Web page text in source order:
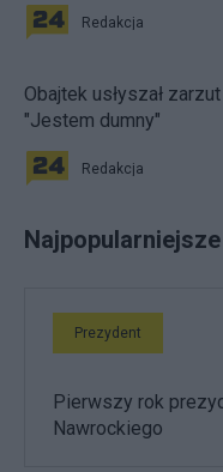
Redakcja
Obajtek usłyszał
"Jestem dumny"
Redakcja
Najpopularniejsze
Prezydent
Pierwszy rok
Nawrockiego